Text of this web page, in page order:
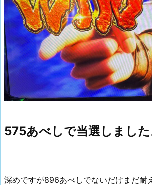
575あべしで当選しました
深めですが896あべしでないだけまだ耐